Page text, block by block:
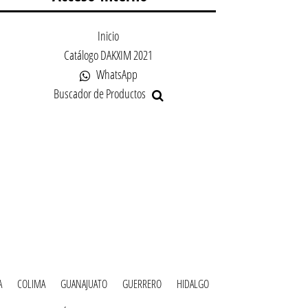
Inicio
Catálogo DAKXIM 2021
WhatsApp
Buscador de Productos
COLIMA GUANAJUATO GUERRERO
HIDALGO